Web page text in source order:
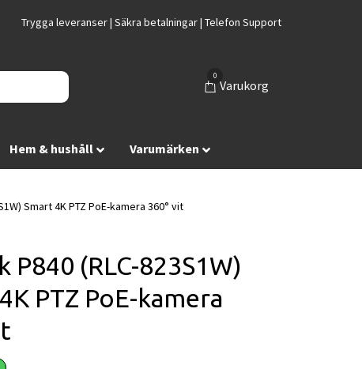
Trygga leveranser | Säkra betalningar | Telefon Support
0
Varukorg
Hem & hushåll Varumärken
Smart 4K PTZ PoE-kamera 360° vit
P840 (RLC-823S1W)
PTZ PoE-kamera